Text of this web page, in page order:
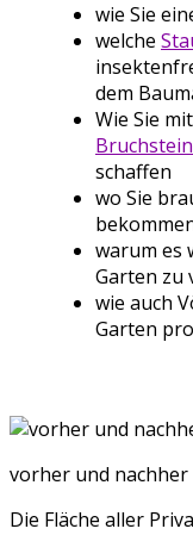
wie Sie
welche
dem
Wie Sie mit
schaffen
wo Sie
warum es
Garten zu
wie auch
Garten
vorher und nachher
Die Fläche aller